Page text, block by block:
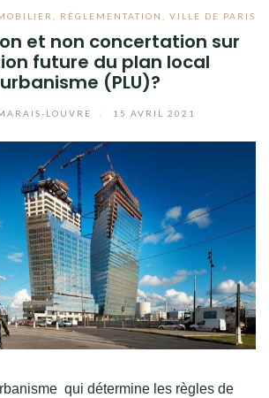
RÉGLEMENTATION VILLE DE PARIS
et non concertation sur
future du plan local
(PLU)?
LOUVRE 15 AVRIL 2021
qui détermine les règles de